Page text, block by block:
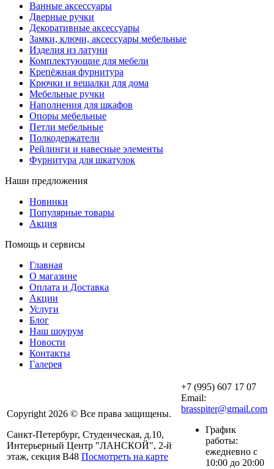
Ванные аксессуары
Дверные ручки
Декоративные аксессуары
Замки, ключи, аксессуары мебельные
Изделия из латуни
Комплектующие для мебели
Крепёжная фурнитура
Крючки и вешалки для дома
Мебельные ручки
Наполнения для шкафов
Опоры мебельные
Петли мебельные
Полкодержатели
Рейлинги и навесные элементы
Фурнитура для шкатулок
Наши предложения
Новинки
Популярные товары
Акция
Помощь и сервисы
Главная
О магазине
Оплата и Доставка
Акции
Услуги
Блог
Наш шоурум
Новости
Контакты
Галерея
Copyright 2026 © Все права защищены.
Санкт-Петербург, Студенческая, д.10,
Интерьерный Центр "ЛАНСКОЙ", 2-й
этаж, секция В48 Посмотреть на карте
+7 (995) 607 17 07
Email:
brasspiter@gmail.com
График
работы:
ежедневно с
10:00 до 20:00